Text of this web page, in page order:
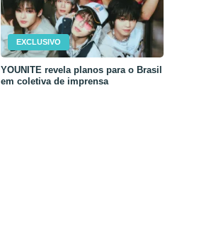
EXCLUSIVO
YOUNITE revela planos para o Brasil
em coletiva de imprensa